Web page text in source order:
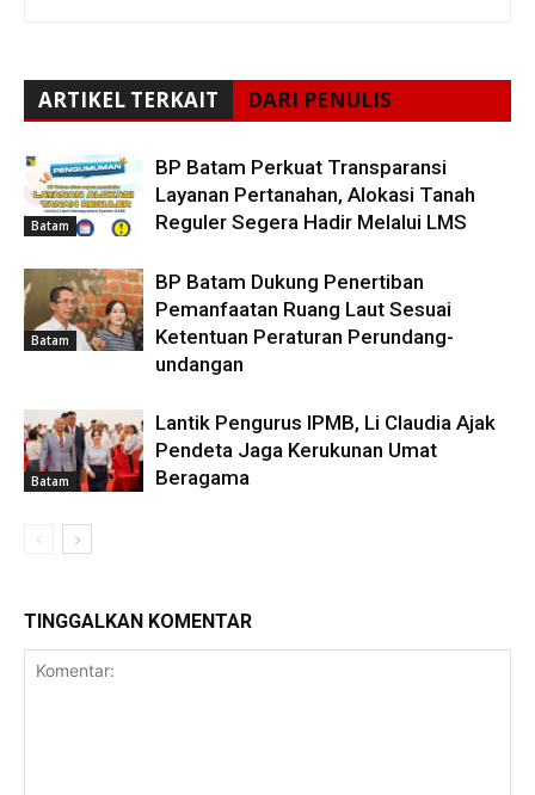
ARTIKEL TERKAIT DARI PENULIS
Batam
BP Batam Perkuat Transparansi
Layanan Pertanahan, Alokasi Tanah
Reguler Segera Hadir Melalui LMS
Batam
BP Batam Dukung Penertiban
Pemanfaatan Ruang Laut Sesuai
Ketentuan Peraturan Perundang-
undangan
Batam
Lantik Pengurus IPMB, Li Claudia Ajak
Pendeta Jaga Kerukunan Umat
Beragama
TINGGALKAN KOMENTAR